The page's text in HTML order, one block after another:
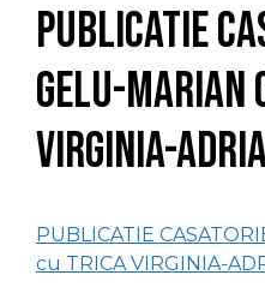
PUBLICATIE
GELU-
VIRGINIA-
PUBLICATIE
cu TRICA VIRGINIA-